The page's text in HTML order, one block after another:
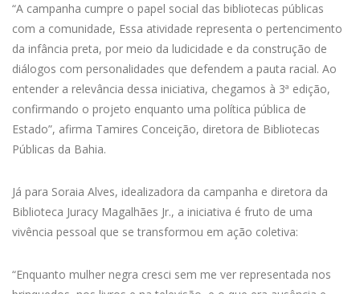
“A campanha cumpre o papel social das bibliotecas públicas
com a comunidade, Essa atividade representa o pertencimento
da infância preta, por meio da ludicidade e da construção de
diálogos com personalidades que defendem a pauta racial. Ao
entender a relevância dessa iniciativa, chegamos à 3ª edição,
confirmando o projeto enquanto uma política pública de
Estado”, afirma Tamires Conceição, diretora de Bibliotecas
Públicas da Bahia.
Já para Soraia Alves, idealizadora da campanha e diretora da
Biblioteca Juracy Magalhães Jr., a iniciativa é fruto de uma
vivência pessoal que se transformou em ação coletiva:
“Enquanto mulher negra cresci sem me ver representada nos